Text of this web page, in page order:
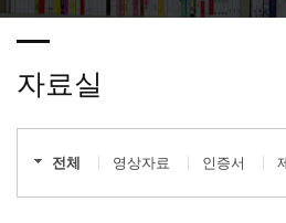
자료실
전체 영상자료 인증서